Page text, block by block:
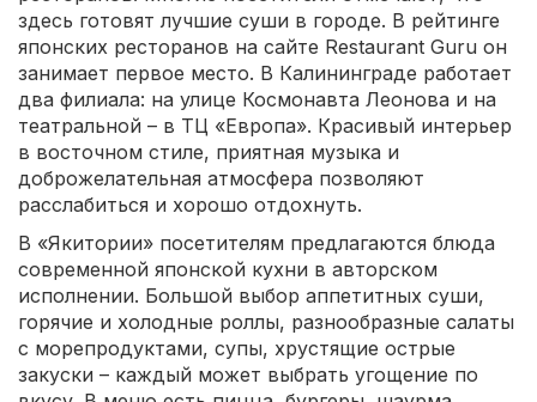
здесь готовят лучшие суши в городе. В рейтинге
японских ресторанов на сайте Restaurant Guru он
занимает первое место. В Калининграде работает
два филиала: на улице Космонавта Леонова и на
театральной – в ТЦ «Европа». Красивый интерьер
в восточном стиле, приятная музыка и
доброжелательная атмосфера позволяют
расслабиться и хорошо отдохнуть.
В «Якитории» посетителям предлагаются блюда
современной японской кухни в авторском
исполнении. Большой выбор аппетитных суши,
горячие и холодные роллы, разнообразные салаты
с морепродуктами, супы, хрустящие острые
закуски – каждый может выбрать угощение по